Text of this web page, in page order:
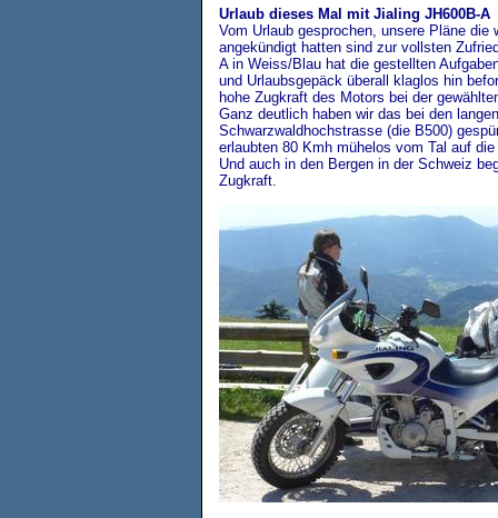
Urlaub dieses Mal mit Jialing JH600B-A
Vom Urlaub gesprochen, unsere Pläne die
angekündigt hatten sind zur vollsten
A in Weiss/Blau hat die gestellten
und Urlaubsgepäck überall klaglos hin
hohe Zugkraft des Motors bei der
Ganz deutlich haben wir das bei den
Schwarzwaldhochstrasse (die B500)
erlaubten 80 Kmh mühelos vom Tal auf
Und auch in den Bergen in der Schweiz
Zugkraft.